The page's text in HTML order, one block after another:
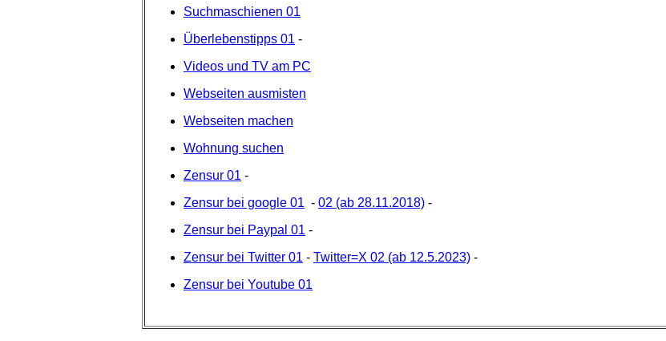
Suchmaschienen 01
Überlebenstipps 01 -
Videos und TV am PC
Webseiten ausmisten
Webseiten machen
Wohnung suchen
Zensur 01 -
Zensur bei google 01 - 02 (ab 28.11.2018) -
Zensur bei Paypal 01 -
Zensur bei Twitter 01 - Twitter=X 02 (ab 12.5.2023) -
Zensur bei Youtube 01